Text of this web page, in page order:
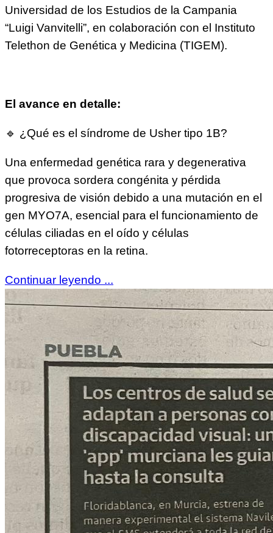
Universidad de los Estudios de la Campania
“Luigi Vanvitelli”, en colaboración con el Instituto
Telethon de Genética y Medicina (TIGEM).
El avance en detalle:
🔹 ¿Qué es el síndrome de Usher tipo 1B?
Una enfermedad genética rara y degenerativa
que provoca sordera congénita y pérdida
progresiva de visión debido a una mutación en el
gen MYO7A, esencial para el funcionamiento de
células ciliadas en el oído y células
fotorreceptoras en la retina.
Continuar leyendo ...